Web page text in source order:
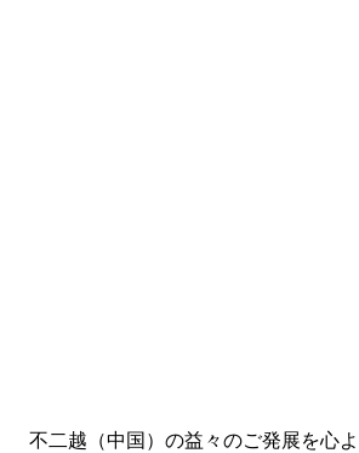
不二越（中国）の益々のご発展を心